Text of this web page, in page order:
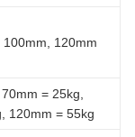
120mm
= 25kg,
120mm = 55kg